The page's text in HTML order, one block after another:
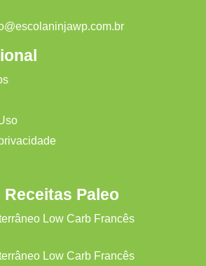
Receitas Paleo
Low Carb Francês
Low Carb Francês